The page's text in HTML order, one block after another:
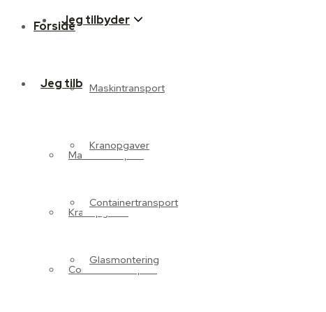
Jeg tilbyder
Maskintransport
Kranopgaver
Containertransport
Glasmontering
Forside
Jeg tilbyder
Maskintransport
Kranopgaver
Containertransport